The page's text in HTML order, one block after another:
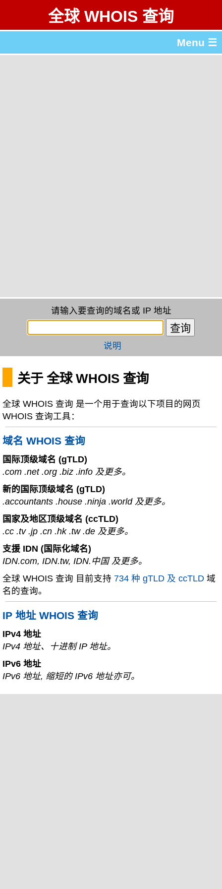
全球 WHOIS 查询
Menu ☰
请输入要查询的域名或 IP 地址
说明
关于 全球 WHOIS 查询
全球 WHOIS 查询 是一个用于查询以下项目的网页
WHOIS 查询工具：
域名 WHOIS 查询
国际顶级域名 (gTLD)
.com .net .org .biz .info 及更多。
新的国际顶级域名 (gTLD)
.accountants .house .ninja .world 及更多。
国家及地区顶级域名 (ccTLD)
.cc .tv .jp .cn .hk .tw .de 及更多。
支援 IDN (国际化域名)
IDN.com, IDN.tw, IDN.中国 及更多。
全球 WHOIS 查询 目前支持 734 种 gTLD 及 ccTLD 域
名的查询。
IP 地址 WHOIS 查询
IPv4 地址
IPv4 地址、十进制 IP 地址。
IPv6 地址
IPv6 地址, 缩短的 IPv6 地址亦可。